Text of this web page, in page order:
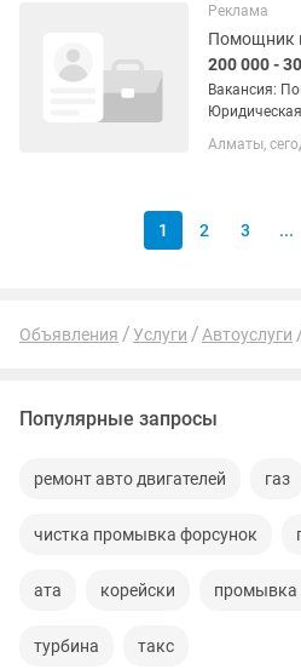
надежности
Реклама
Помощник
200 000 -
Вакансия:
помощника юриста.
устная...
Алматы,
1 2 3 ...
Объявления Услуги Автоуслуги
Популярные запросы
ремонт авто двигателей газ
чистка промывка форсунок
ата корейски промывка
турбина такс